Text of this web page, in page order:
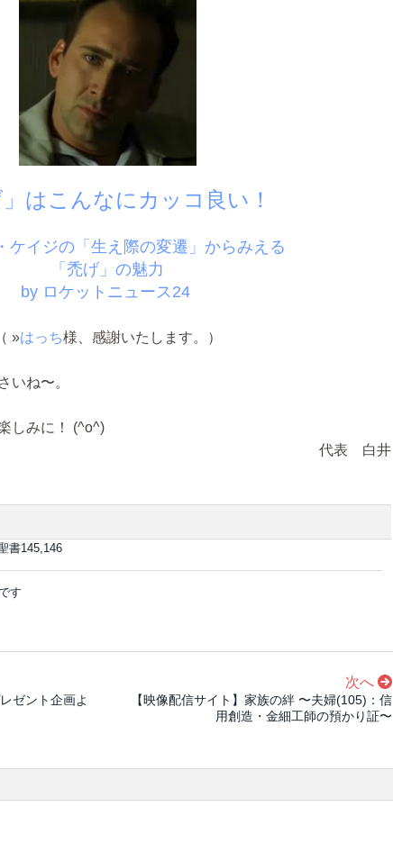
」はこんなにカッコ良い！
ケイジの「生え際の変遷」からみえる
「禿げ」の魅力
by ロケットニュース24
（ »はっち様、感謝いたします。）
いね〜。
しみに！ (^o^)
代表 白井
書145,146
す
ゼント企画よ
次へ
【映像配信サイト】家族の絆 〜夫婦(105)：信
用創造・金細工師の預かり証〜